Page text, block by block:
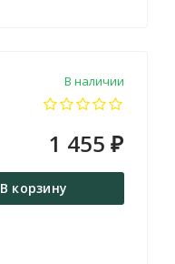
В наличии
1 455 ₽
В корзину